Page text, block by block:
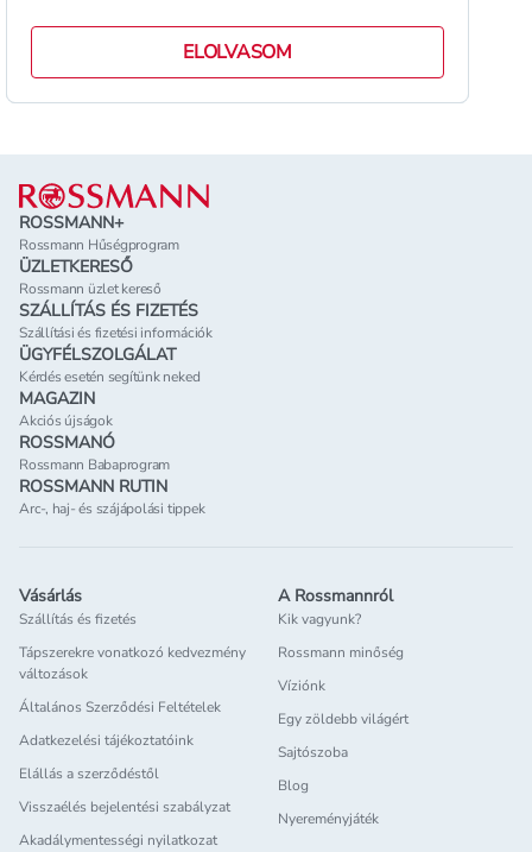
ELOLVASOM
Lábléc
ROSSMANN+
Rossmann Hűségprogram
ÜZLETKERESŐ
Rossmann üzlet kereső
SZÁLLÍTÁS ÉS FIZETÉS
Szállítási és fizetési információk
ÜGYFÉLSZOLGÁLAT
Kérdés esetén segítünk neked
MAGAZIN
Akciós újságok
ROSSMANÓ
Rossmann Babaprogram
ROSSMANN RUTIN
Arc-, haj- és szájápolási tippek
Vásárlás
Szállítás és fizetés
Tápszerekre vonatkozó kedvezmény
változások
Általános Szerződési Feltételek
Adatkezelési tájékoztatóink
Elállás a szerződéstől
Visszaélés bejelentési szabályzat
Akadálymentességi nyilatkozat
A Rossmannról
Kik vagyunk?
Rossmann minőség
Víziónk
Egy zöldebb világért
Sajtószoba
Blog
Nyereményjáték